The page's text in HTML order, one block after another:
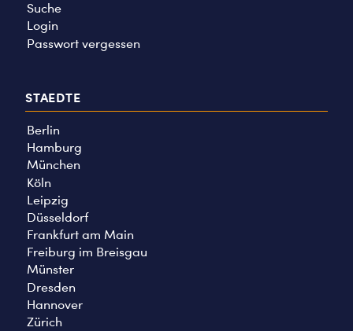
Suche
Login
Passwort vergessen
STAEDTE
Berlin
Hamburg
München
Köln
Leipzig
Düsseldorf
Frankfurt am Main
Freiburg im Breisgau
Münster
Dresden
Hannover
Zürich